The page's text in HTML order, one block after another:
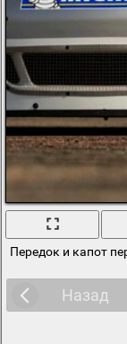
Передок и капот
Назад